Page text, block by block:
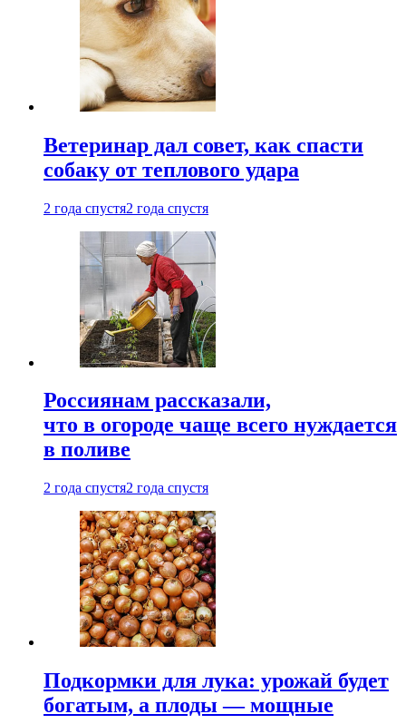
Ветеринар дал совет, как спасти
собаку от теплового удара
2 года спустя2 года спустя
Россиянам рассказали,
что в огороде чаще всего нуждается
в поливе
2 года спустя2 года спустя
Подкормки для лука: урожай будет
богатым, а плоды — мощные